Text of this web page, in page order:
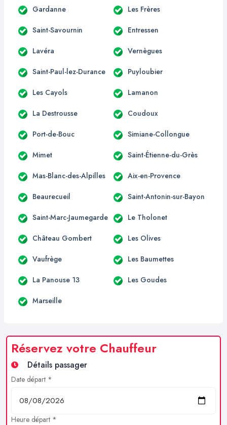
Gardanne Les Frères
Saint-Savournin Entressen
Lavéra Vernègues
Saint-Paul-lez-Durance Puyloubier
Les Cayols Lamanon
La Destrousse Coudoux
Port-de-Bouc Simiane-Collongue
Mimet Saint-Étienne-du-Grès
Mas-Blanc-des-Alpilles Aix-en-Provence
Beaurecueil Saint-Antonin-sur-Bayon
Saint-Marc-Jaumegarde Le Tholonet
Château Gombert Les Olives
Vaufrège Les Baumettes
La Panouse 13 Les Goudes
Marseille
Réservez votre Chauffeur
Détails passager
Date départ *
Heure départ *